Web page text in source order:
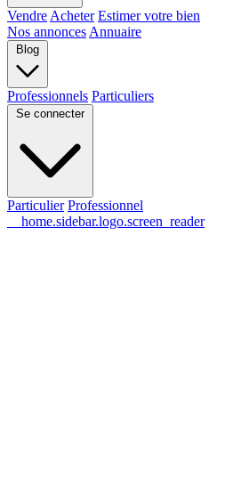
Vendre Acheter Estimer votre bien
Nos annonces Annuaire
Blog
Professionnels Particuliers
Se connecter
Particulier Professionnel
__home.sidebar.logo.screen_reader